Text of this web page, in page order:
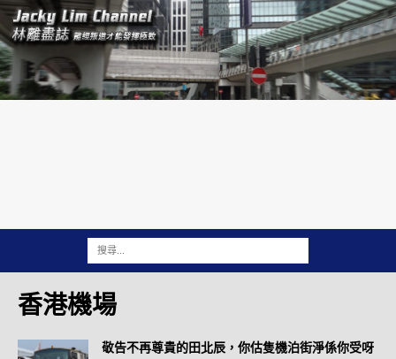
香港機場
敬告不再尊貴的田北辰，你估隻機泊街淨係你受呀